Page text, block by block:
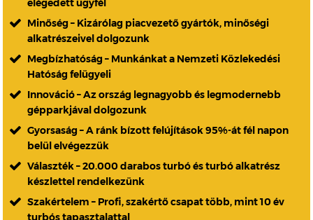
elégedett ügyfél
Minőség – Kizárólag piacvezető gyártók, minőségi
alkatrészeivel dolgozunk
Megbízhatóság – Munkánkat a Nemzeti Közlekedési
Hatóság felügyeli
Innováció – Az ország legnagyobb és legmodernebb
gépparkjával dolgozunk
Gyorsaság – A ránk bízott felújítások 95%-át fél napon
belül elvégezzük
Választék – 20.000 darabos turbó és turbó alkatrész
készlettel rendelkezünk
Szakértelem – Profi, szakértő csapat több, mint 10 év
turbós tapasztalattal